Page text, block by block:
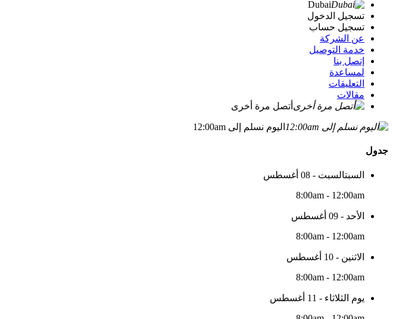
Dubai
تسجيل الدخول
تسجيل حساب
عن الشركة
خدمة التوصيل
إتصل بنا
لمساعدة
التعليقات
مقالات
أتصل مرة أخرى
اليوم نسلم إلى 12:00am
جدول
السبتالسبت - 08 أغسطس
8:00am - 12:00am
الأحد - 09 أغسطس
8:00am - 12:00am
الاثنين - 10 أغسطس
8:00am - 12:00am
يوم الثلاثاء - 11 أغسطس